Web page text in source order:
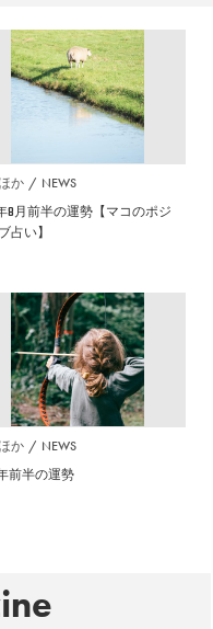
か NEWS
8月前半の運勢【マコのポジ
占い】
か NEWS
前半の運勢